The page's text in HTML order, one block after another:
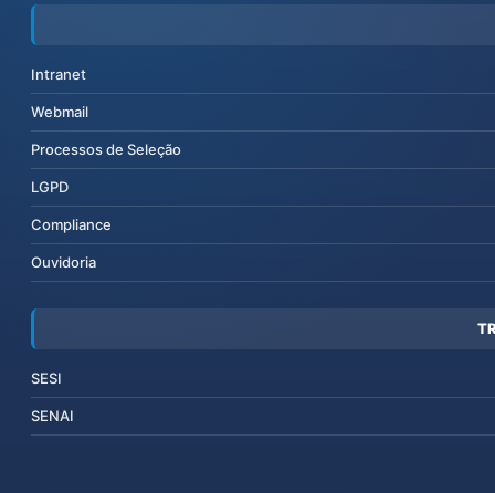
Intranet
Webmail
Processos de Seleção
LGPD
Compliance
Ouvidoria
SESI
SENAI